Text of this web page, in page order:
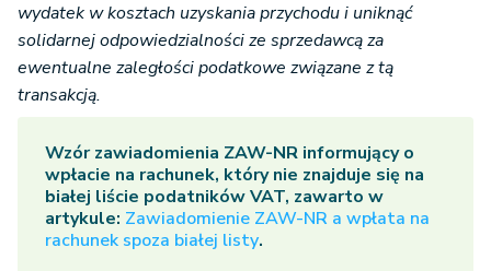
wydatek w kosztach uzyskania przychodu i uniknąć
solidarnej odpowiedzialności ze sprzedawcą za
ewentualne zaległości podatkowe związane z tą
transakcją.
Wzór zawiadomienia ZAW-NR informujący o
wpłacie na rachunek, który nie znajduje się na
białej liście podatników VAT, zawarto w
artykule: Zawiadomienie ZAW-NR a wpłata na
rachunek spoza białej listy.